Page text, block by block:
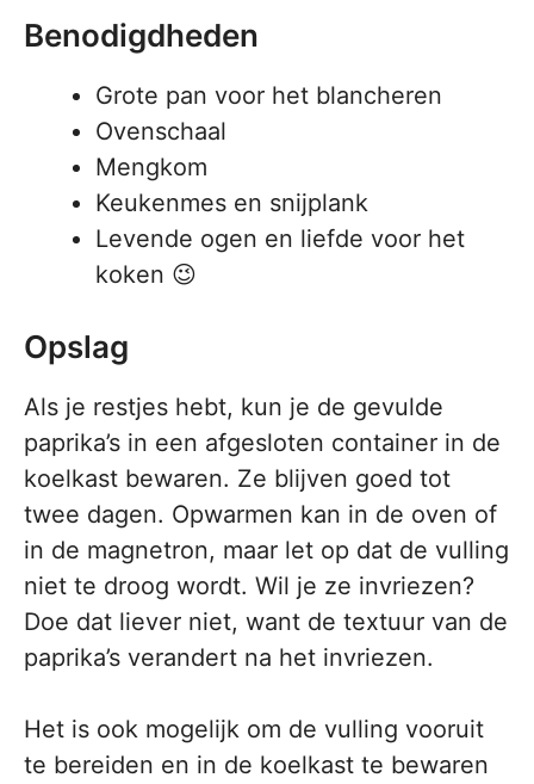
Benodigdheden
Grote pan voor het blancheren
Ovenschaal
Mengkom
Keukenmes en snijplank
Levende ogen en liefde voor het
koken 😉
Opslag
Als je restjes hebt, kun je de gevulde
paprika’s in een afgesloten container in de
koelkast bewaren. Ze blijven goed tot
twee dagen. Opwarmen kan in de oven of
in de magnetron, maar let op dat de vulling
niet te droog wordt. Wil je ze invriezen?
Doe dat liever niet, want de textuur van de
paprika’s verandert na het invriezen.
Het is ook mogelijk om de vulling vooruit
te bereiden en in de koelkast te bewaren